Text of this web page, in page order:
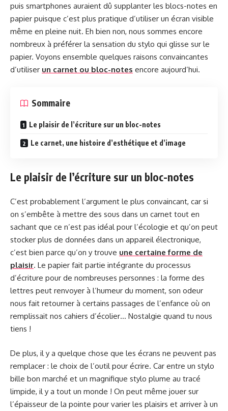
puis smartphones auraient dû supplanter les blocs-notes en
papier puisque c’est plus pratique d’utiliser un écran visible
même en pleine nuit. Eh bien non, nous sommes encore
nombreux à préférer la sensation du stylo qui glisse sur le
papier. Voyons ensemble quelques raisons convaincantes
d’utiliser un carnet ou bloc-notes encore aujourd’hui.
Sommaire
Le plaisir de l’écriture sur un bloc-notes
Le carnet, une histoire d’esthétique et d’image
Le plaisir de l’écriture sur un bloc-notes
C’est probablement l’argument le plus convaincant, car si
on s’embête à mettre des sous dans un carnet tout en
sachant que ce n’est pas idéal pour l’écologie et qu’on peut
stocker plus de données dans un appareil électronique,
c’est bien parce qu’on y trouve une certaine forme de
plaisir. Le papier fait partie intégrante du processus
d’écriture pour de nombreuses personnes : la forme des
lettres peut renvoyer à l’humeur du moment, son odeur
nous fait retourner à certains passages de l’enfance où on
remplissait nos cahiers d’écolier… Nostalgie quand tu nous
tiens !
De plus, il y a quelque chose que les écrans ne peuvent pas
remplacer : le choix de l’outil pour écrire. Car entre un stylo
bille bon marché et un magnifique stylo plume au tracé
limpide, il y a tout un monde ! On peut même jouer sur
l’épaisseur de la pointe pour varier les plaisirs et arriver à un